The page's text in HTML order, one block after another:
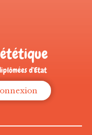
d’Etat